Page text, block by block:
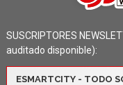
SUSCRIPTORES
auditado disponible):